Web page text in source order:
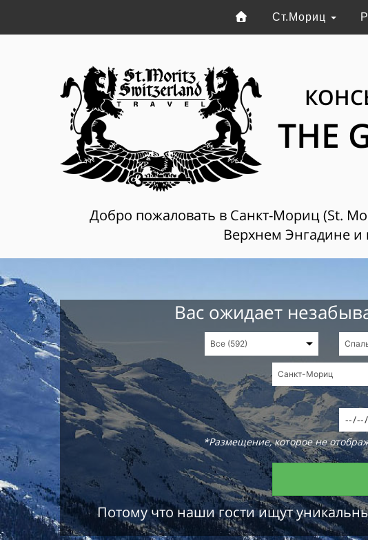
Ст.Мориц
THE
Добро пожаловать в Санкт-Мориц (St.
Верхнем Энгадине и
Вас ожидает
*Размещение, которое не
Потому что наши гости ищут